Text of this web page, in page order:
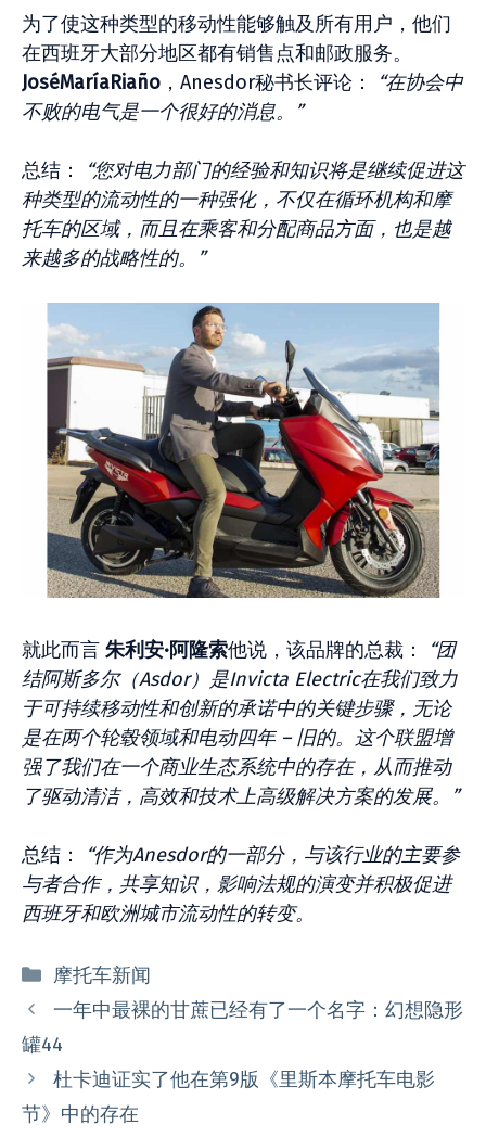
为了使这种类型的移动性能够触及所有用户，他们
在西班牙大部分地区都有销售点和邮政服务。
JoséMaríaRiaño ，Anesdor秘书长评论：
“在协会中
不败的电气是一个很好的消息。”
总结：
“您对电力部门的经验和知识将是继续促进这
种类型的流动性的一种强化，不仅在循环机构和摩
托车的区域，而且在乘客和分配商品方面，也是越
来越多的战略性的。”
就此而言 朱利安·阿隆索他说，该品牌的总裁：
“团
结阿斯多尔（Asdor）是Invicta Electric在我们致力
于可持续移动性和创新的承诺中的关键步骤，无论
是在两个轮毂领域和电动四年 – 旧的。这个联盟增
强了我们在一个商业生态系统中的存在，从而推动
了驱动清洁，高效和技术上高级解决方案的发展。”
总结：
“作为Anesdor的一部分，与该行业的主要参
与者合作，共享知识，影响法规的演变并积极促进
西班牙和欧洲城市流动性的转变。
分
摩托车新闻
一年中最裸的甘蔗已经有了一个名字：幻想隐形
罐44
杜卡迪证实了他在第9版《里斯本摩托车电影
节》中的存在